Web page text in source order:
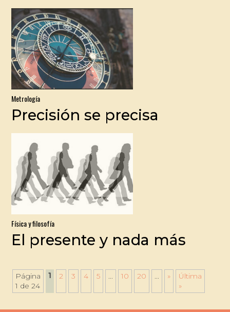
Metrología
Precisión se precisa
Física y filosofía
El presente y nada más
Página
1 de 24
1 2 3 4 5 ... 10 20 ... »
Última
»